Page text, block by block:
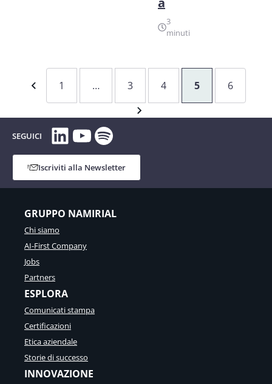
3
minuti
1 … 3 4 5 6
SEGUICI LinkedIn
YouTube
Spotify
Iscriviti alla Newsletter
GRUPPO NAMIRIAL
Chi siamo
AI-First Company
Jobs
Partners
ESPLORA
Comunicati stampa
Certificazioni
Etica aziendale
Storie di successo
INNOVAZIONE